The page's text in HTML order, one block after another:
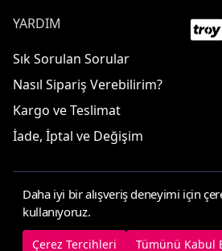
YARDIM
Sık Sorulan Sorular
Nasıl Sipariş Verebilirim?
Kargo ve Teslimat
İade, İptal ve Değişim
© 2025 ElbiseBul -
Çerez Tercihleri Çerez
Daha iyi bir alışveriş deneyimi için
kullanıyoruz.
Çerez Tercihleri Tümünü Kabul